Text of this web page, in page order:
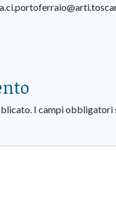
I campi obbligatori